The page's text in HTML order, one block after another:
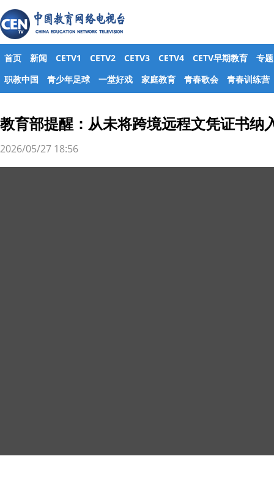
首页 新闻 CETV1 CETV2 CETV3 CETV4 CETV早期教育
专题
职教中国
青少年足球 一堂好戏 家庭教育 青春歌会 青春训练营
教育部提醒：从未将跨境远程文凭证书纳
2026/05/27 18:56